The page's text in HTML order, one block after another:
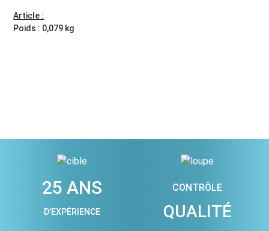
Article :
Poids : 0,079 kg
25 ANS
D'EXPÉRIENCE
CONTRÔLE
QUALITÉ